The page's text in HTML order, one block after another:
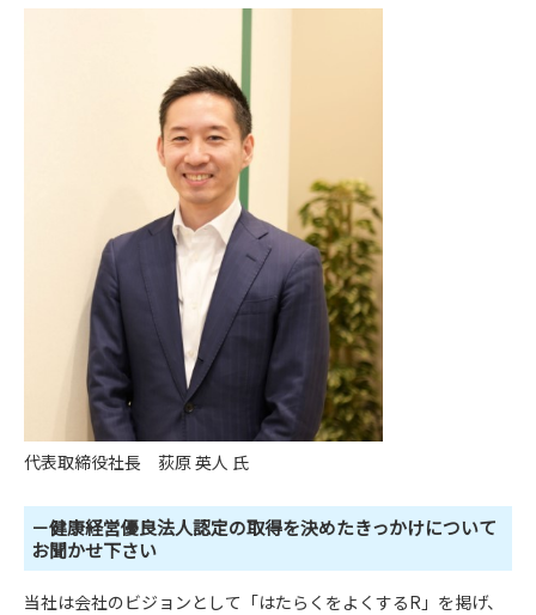
代表取締役社長 荻原 英人 氏
－健康経営優良法人認定の取得を決めたきっかけについて
お聞かせ下さい
当社は会社のビジョンとして「はたらくをよくするR」を掲げ、